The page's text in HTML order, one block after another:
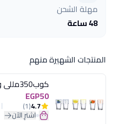
مهلة الشحن
48 ساعة
المنتجات الشهيرة منهم
كوب350مللى ورد هيريفين
EGP50
4.7
(1)
اشترِ الآن